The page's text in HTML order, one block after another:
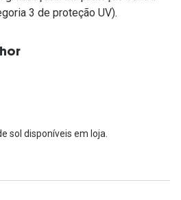
3 de proteção UV).
sol disponíveis em loja.